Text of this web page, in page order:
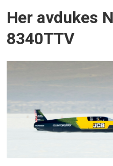
Her avdukes
8340TTV